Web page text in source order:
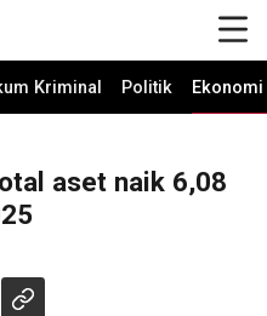
Kriminal Politik
aset naik 6,08